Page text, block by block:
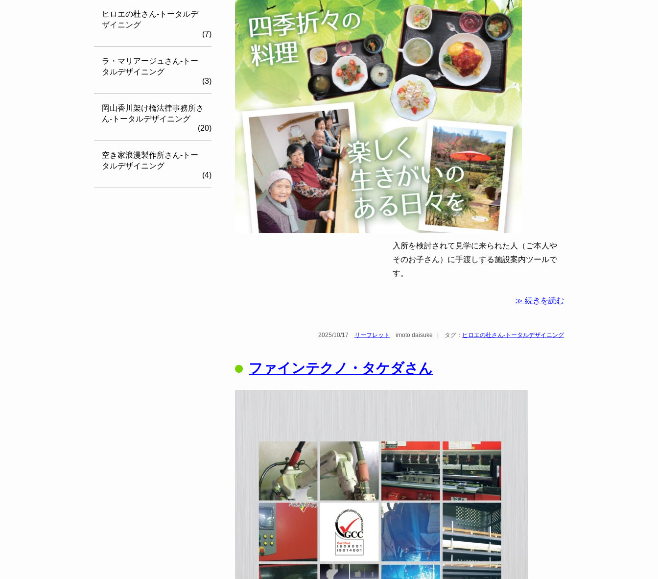
入所を検討されて見学に来られた人（ご本人や
そのお子さん）に手渡しする施設案内ツールで
す。
≫ 続きを読む
2025/10/17 リーフレット imoto daisuke タグ： ヒロエの杜さん-トータルデザイニング
ファインテクノ・タケダさん
ヒロエの杜さん-トータルデ
ザイニング
(7)
ラ・マリアージュさん-トー
タルデザイニング
(3)
岡山香川架け橋法律事務所さ
ん-トータルデザイニング
(20)
空き家浪漫製作所さん-トー
タルデザイニング
(4)